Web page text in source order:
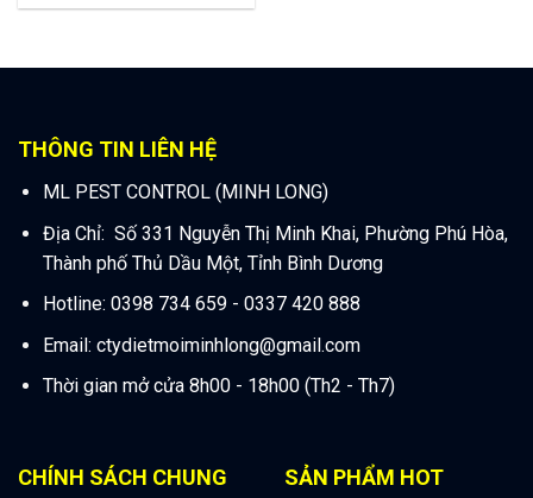
THÔNG TIN LIÊN HỆ
ML PEST CONTROL (MINH LONG)
Địa Chỉ: Số 331 Nguyễn Thị Minh Khai, Phường Phú Hòa,
Thành phố Thủ Dầu Một, Tỉnh Bình Dương
Hotline: 0398 734 659 - 0337 420 888
Email: ctydietmoiminhlong@gmail.com
Thời gian mở cửa 8h00 - 18h00 (Th2 - Th7)
CHÍNH SÁCH CHUNG SẢN PHẨM HOT